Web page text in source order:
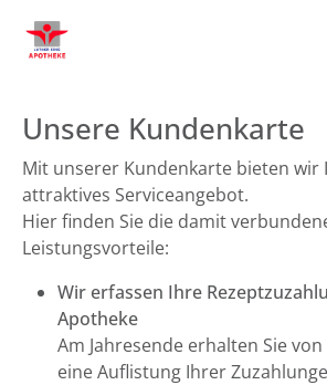
Unsere Kundenkarte
Mit unserer Kundenkarte bieten wir
attraktives Serviceangebot.
Hier finden Sie die damit
Leistungsvorteile:
Wir erfassen Ihre
Apotheke
Am Jahresende erhalten Sie
eine Auflistung Ihrer